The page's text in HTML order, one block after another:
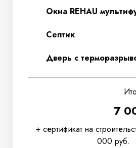
Окна REHAU
Септик
Дверь с
7
+ сертификат на
000 руб.